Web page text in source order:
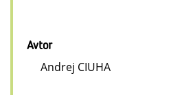
Avtor
Andrej CIUHA